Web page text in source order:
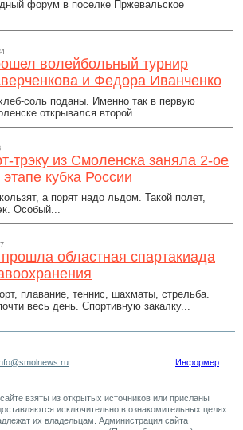
форум в поселке Пржевальское
волейбольный турнир
и Федора Иванченко
соль поданы. Именно так в первую
открывался второй...
трэку из Смоленска заняла 2-ое
кубка России
а порят надо льдом. Такой полет,
Особый...
областная спартакиада
плавание, теннис, шахматы, стрельба.
весь день. Спортивную закалку...
Информер
взяты из открытых источников или присланы
исключительно в ознакомительных целях.
их владельцам. Администрация сайта